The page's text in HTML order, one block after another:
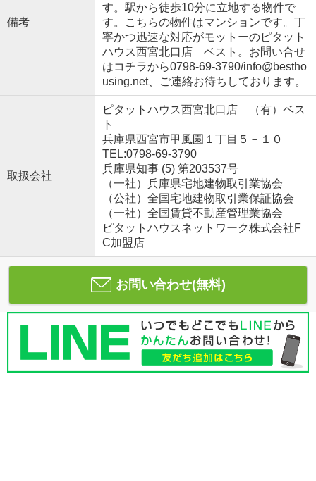
備考
す。駅から徒歩10分に立地する物件で
す。こちらの物件はマンションです。丁
寧かつ迅速な対応がモットーのピタット
ハウス西宮北口店 ベスト。お問い合せ
はコチラから0798-69-3790/info@bestho
using.net、ご連絡お待ちしております。
取扱会社
ピタットハウス西宮北口店 （有）ベス
ト
兵庫県西宮市甲風園１丁目５－１０
TEL:0798-69-3790
兵庫県知事 (5) 第203537号
（一社）兵庫県宅地建物取引業協会
（公社）全国宅地建物取引業保証協会
（一社）全国賃貸不動産管理業協会
ピタットハウスネットワーク株式会社F
C加盟店
お問い合わせ(無料)